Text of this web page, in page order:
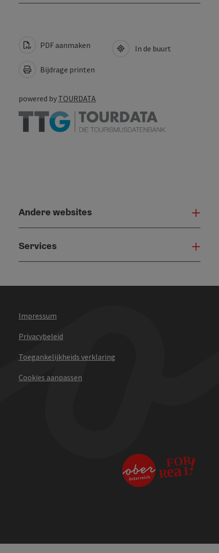
PDF aanmaken
Bijdrage printen
In de buurt
powered by TOURDATA
Andere websites
Services
Impressum
Privacybeleid
Toegankelijkheids verklaring
Cookies aanpassen